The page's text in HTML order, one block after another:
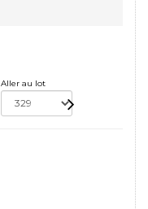
Aller au lot